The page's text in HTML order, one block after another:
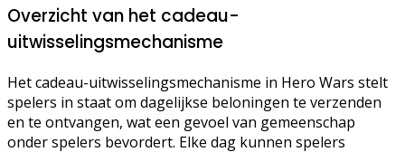
Overzicht van het cadeau-
uitwisselingsmechanisme
Het cadeau-uitwisselingsmechanisme in Hero Wars stelt
spelers in staat om dagelijkse beloningen te verzenden
en te ontvangen, wat een gevoel van gemeenschap
onder spelers bevordert. Elke dag kunnen spelers